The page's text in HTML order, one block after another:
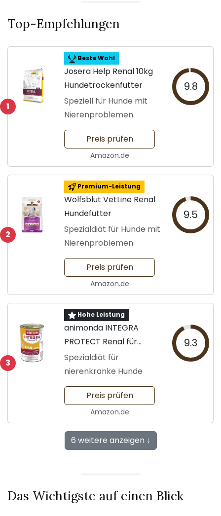
Top-Empfehlungen
1
Beste Wahl
Josera Help Renal 10kg
Hundetrockenfutter
Speziell für Hunde mit
Nierenproblemen
9.8
Preis prüfen
Amazon.de
2
Premium-Leistung
Wolfsblut VetLine Renal
Hundefutter
Spezialdiät für Hunde mit
Nierenproblemen
9.5
Preis prüfen
Amazon.de
3
Hohe Leistung
animonda INTEGRA
PROTECT Renal für
Hunde
Spezialdiät für
nierenkranke Hunde
9.3
Preis prüfen
Amazon.de
6 weitere anzeigen ↓
Das Wichtigste auf einen Blick